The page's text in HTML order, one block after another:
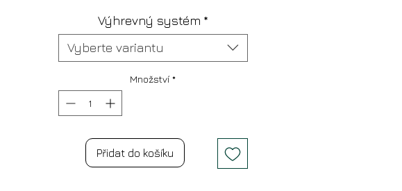
Výhrevný systém *
Vyberte variantu
Množství *
Přidat do košíku